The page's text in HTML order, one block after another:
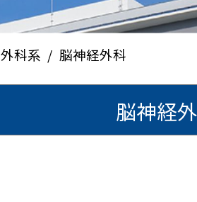
外科系 脳神経外科
脳神経